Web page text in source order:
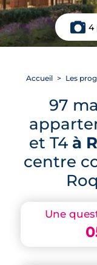
4
Une
Accueil Les
97
et T4 à
centre